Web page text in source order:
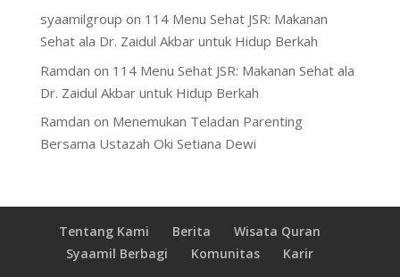
syaamilgroup on 114 Menu Sehat JSR: Makanan
Sehat ala Dr. Zaidul Akbar untuk Hidup Berkah
Ramdan on 114 Menu Sehat JSR: Makanan Sehat ala
Dr. Zaidul Akbar untuk Hidup Berkah
Ramdan on Menemukan Teladan Parenting
Bersama Ustazah Oki Setiana Dewi
Tentang Kami Berita
Wisata Quran
Syaamil Berbagi
Komunitas Karir